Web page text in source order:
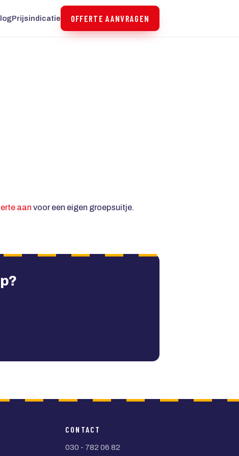
Prijsindicatie OFFERTE AANVRAGEN
aan voor een eigen groepsuitje.
CONTACT
030 - 782 06 82